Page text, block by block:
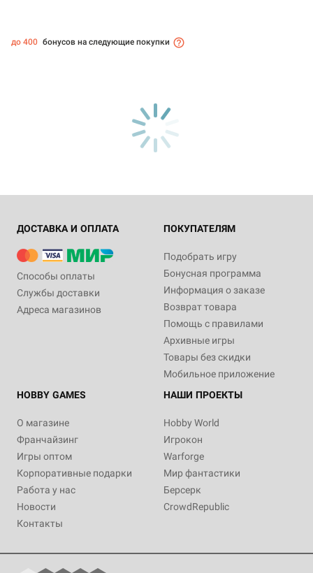
до 400 бонусов на следующие покупки
ДОСТАВКА И ОПЛАТА
Способы оплаты
Службы доставки
Адреса магазинов
ПОКУПАТЕЛЯМ
Подобрать игру
Бонусная программа
Информация о заказе
Возврат товара
Помощь с правилами
Архивные игры
Товары без скидки
Мобильное приложение
HOBBY GAMES
О магазине
Франчайзинг
Игры оптом
Корпоративные подарки
Работа у нас
Новости
Контакты
НАШИ ПРОЕКТЫ
Hobby World
Игрокон
Warforge
Мир фантастики
Берсерк
CrowdRepublic